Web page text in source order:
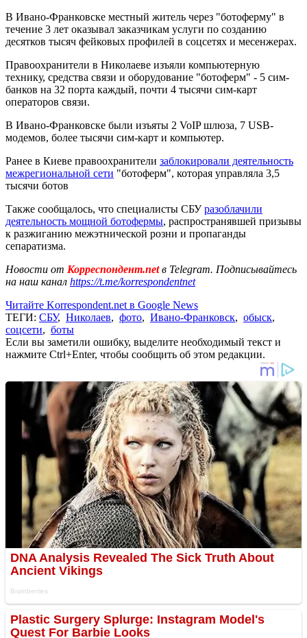
В Ивано-Франковске местный житель через "ботоферму" в
течение 3 лет оказывал заказчикам услуги по созданию
десятков тысяч фейковых профилей в соцсетях и месенжерах.
Правоохранители в Николаеве изъяли компьютерную
технику, средства связи и оборудование "ботоферм" - 5 сим-
банков на 32 порта каждый, почти 4 тысячи сим-карт
операторов связи.
В Ивано-Франковске были изъяты 2 VoIP шлюза, 7 USB-
модемов, более тысячи сим-карт и компьютер.
Ранее в Киеве правоохранители заблокировали деятельность
межрегиональной сети "ботоферм", которая управляла 3,5
тысячи ботов
Также сообщалось, что специалисты СБУразоблачили
деятельность мощной ботофермы, распространявшей призывы
к разжиганию межэтнической розни и пропаганды
сепаратизма.
Новости от Корреспондент.netв Telegram. Подписывайтесь
на наш канал https://t.me/korrespondentnet
Читайте Korrespondent.net в Google News
ТЕГИ: СБУ, Николаев, фото, Ивано-Франковск, обыск,
соцсети, боты
Если вы заметили ошибку, выделите необходимый текст и
нажмите Ctrl+Enter, чтобы сообщить об этом редакции.